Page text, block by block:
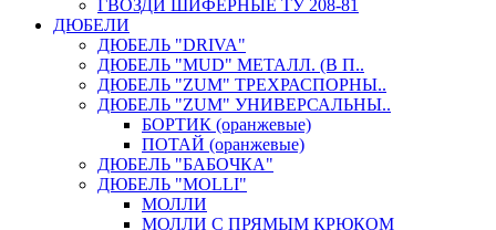
ГВОЗДИ ШИФЕРНЫЕ ТУ 208-81
ДЮБЕЛИ
ДЮБЕЛЬ "DRIVA"
ДЮБЕЛЬ "MUD" МЕТАЛЛ. (В П..
ДЮБЕЛЬ "ZUM" ТРЕХРАСПОРНЫ..
ДЮБЕЛЬ "ZUM" УНИВЕРСАЛЬНЫ..
БОРТИК (оранжевые)
ПОТАЙ (оранжевые)
ДЮБЕЛЬ "БАБОЧКА"
ДЮБЕЛЬ "МOLLI"
МОЛЛИ
МОЛЛИ С ПРЯМЫМ КРЮКОМ